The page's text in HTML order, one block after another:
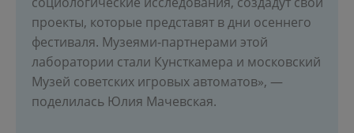
проекты, которые представят в дни осеннего
фестиваля. Музеями-партнерами этой
лаборатории стали Кунсткамера и московский
Музей советских игровых автоматов», —
поделилась Юлия Мачевская.